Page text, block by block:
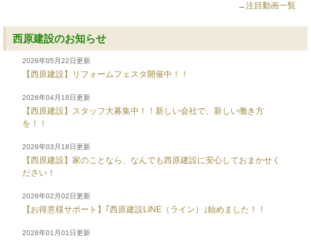
→注目動画一覧
西原建設のお知らせ
2026年05月22日更新
【西原建設】リフォームフェスタ開催中！！
2026年04月18日更新
【西原建設】スタッフ大募集中！！新しい会社で、新しい働き方
を！！
2026年03月18日更新
【西原建設】家のことなら、なんでも西原建設に安心しておまかせく
ださい！
2026年02月02日更新
【お得意様サポート】｢西原建設LINE（ライン）｣始めました！！
2026年01月01日更新